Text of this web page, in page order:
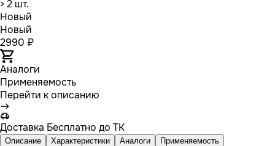
> 2 шт.
Новый
Новый
2990 ₽
Аналоги
Применяемость
Перейти к описанию
Доставка Бесплатно до ТК
Описание Характеристики Аналоги Применяемость